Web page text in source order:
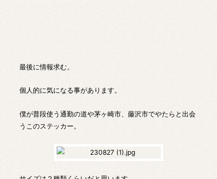
最後に情報求む。
個人的に気になる事があります。
僕が普段使う通勤の道や茅ヶ崎市、藤沢市でやたらと出会
うこのステッカー。